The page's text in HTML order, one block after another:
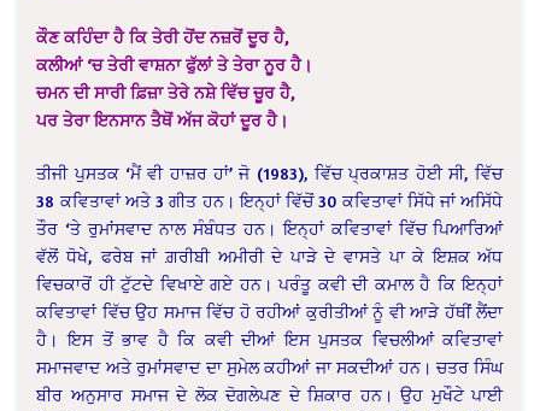
ਕੌਣ ਕਹਿੰਦਾ ਹੈ ਕਿ ਤੇਰੀ ਹੋਂਦ ਨਜ਼ਰੋਂ ਦੂਰ ਹੈ,
ਕਲੀਆਂ ‘ਚ ਤੇਰੀ ਵਾਸ਼ਨਾ ਫੁੱਲਾਂ ਤੇ ਤੇਰਾ ਨੂਰ ਹੈ।
ਚਮਨ ਦੀ ਸਾਰੀ ਫ਼ਿਜ਼ਾ ਤੇਰੇ ਨਸ਼ੇ ਵਿੱਚ ਚੂਰ ਹੈ,
ਪਰ ਤੇਰਾ ਇਨਸਾਨ ਤੈਥੋਂ ਅੱਜ ਕੋਹਾਂ ਦੂਰ ਹੈ।
ਤੀਜੀ ਪੁਸਤਕ ‘ਮੈਂ ਵੀ ਹਾਜ਼ਰ ਹਾਂ’ ਜੋ (1983), ਵਿੱਚ ਪ੍ਰਕਾਸ਼ਤ ਹੋਈ ਸੀ, ਵਿੱਚ
38 ਕਵਿਤਾਵਾਂ ਅਤੇ 3 ਗੀਤ ਹਨ। ਇਨ੍ਹਾਂ ਵਿੱਚੋਂ 30 ਕਵਿਤਾਵਾਂ ਸਿੱਧੇ ਜਾਂ ਅਸਿੱਧੇ
ਤੌਰ ‘ਤੇ ਰੁਮਾਂਸਵਾਦ ਨਾਲ ਸੰਬੰਧਤ ਹਨ। ਇਨ੍ਹਾਂ ਕਵਿਤਾਵਾਂ ਵਿੱਚ ਪਿਆਰਿਆਂ
ਵੱਲੋਂ ਧੋਖੇ, ਫਰੇਬ ਜਾਂ ਗ਼ਰੀਬੀ ਅਮੀਰੀ ਦੇ ਪਾੜੇ ਦੇ ਵਾਸਤੇ ਪਾ ਕੇ ਇਸ਼ਕ ਅੱਧ
ਵਿਚਕਾਰੋਂ ਹੀ ਟੁੱਟਦੇ ਵਿਖਾਏ ਗਏ ਹਨ। ਪਰੰਤੂ ਕਵੀ ਦੀ ਕਮਾਲ ਹੈ ਕਿ ਇਨ੍ਹਾਂ
ਕਵਿਤਾਵਾਂ ਵਿੱਚ ਉਹ ਸਮਾਜ ਵਿੱਚ ਹੋ ਰਹੀਆਂ ਕੁਰੀਤੀਆਂ ਨੂੰ ਵੀ ਆੜੇ ਹੱਥੀਂ ਲੈਂਦਾ
ਹੈ। ਇਸ ਤੋਂ ਭਾਵ ਹੈ ਕਿ ਕਵੀ ਦੀਆਂ ਇਸ ਪੁਸਤਕ ਵਿਚਲੀਆਂ ਕਵਿਤਾਵਾਂ
ਸਮਾਜਵਾਦ ਅਤੇ ਰੁਮਾਂਸਵਾਦ ਦਾ ਸੁਮੇਲ ਕਹੀਆਂ ਜਾ ਸਕਦੀਆਂ ਹਨ। ਚਤਰ ਸਿੰਘ
ਬੀਰ ਅਨੁਸਾਰ ਸਮਾਜ ਦੇ ਲੋਕ ਦੋਗਲੇਪਣ ਦੇ ਸ਼ਿਕਾਰ ਹਨ। ਉਹ ਮੁਖੌਟੇ ਪਾਈ